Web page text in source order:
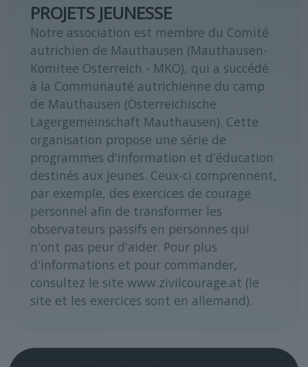
PROJETS JEUNESSE
Notre association est membre du Comité
autrichien de Mauthausen (Mauthausen-
Komitee Österreich - MKÖ), qui a succédé
à la Communauté autrichienne du camp
de Mauthausen (Österreichische
Lagergemeinschaft Mauthausen). Cette
organisation propose une série de
programmes d'information et d'éducation
destinés aux jeunes. Ceux-ci comprennent,
par exemple, des exercices de courage
personnel afin de transformer les
observateurs passifs en personnes qui
n'ont pas peur d'aider. Pour plus
d'informations et pour commander,
consultez le site www.zivilcourage.at (le
site et les exercices sont en allemand).